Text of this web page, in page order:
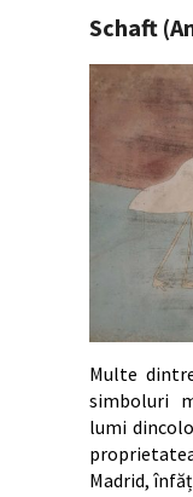
Schaft
Multe
simboluri
lumi
Madrid,